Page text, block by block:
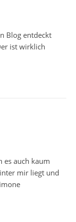
Blog entdeckt
ist wirklich
es auch kaum
mir liegt und